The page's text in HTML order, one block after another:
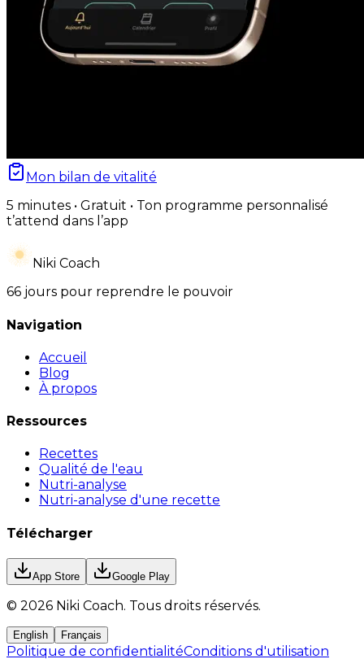
Mon bilan de vitalité
5 minutes • Gratuit • Ton programme personnalisé
t’attend dans l’app
Niki Coach
66 jours pour reprendre le pouvoir
Navigation
Accueil
Blog
À propos
Ressources
Recettes
Qualité de l'eau
Nutri-analyse
Nutri-analyse d'une recette
Télécharger
App Store Google Play
© 2026 Niki Coach. Tous droits réservés.
English Français
Politique de confidentialitéConditions d'utilisation